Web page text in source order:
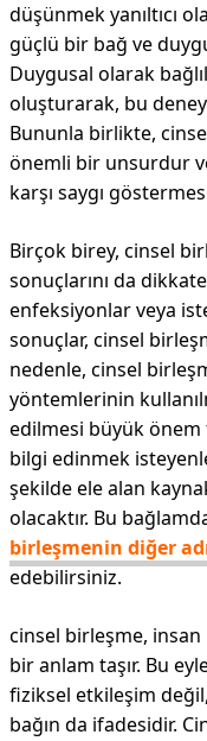
düşünmek yanıltıcı
güçlü bir bağ ve
Duygusal olarak
oluşturarak, bu
Bununla birlikte,
önemli bir unsurdur
karşı saygı
Birçok birey, cinsel
sonuçlarını da
enfeksiyonlar veya
sonuçlar, cinsel
nedenle, cinsel
yöntemlerinin
edilmesi büyük önem
bilgi edinmek
şekilde ele alan
olacaktır. Bu
birleşmenin diğer
edebilirsiniz.
cinsel birleşme, insan
bir anlam taşır. Bu
fiziksel etkileşim
bağın da ifadesidir.